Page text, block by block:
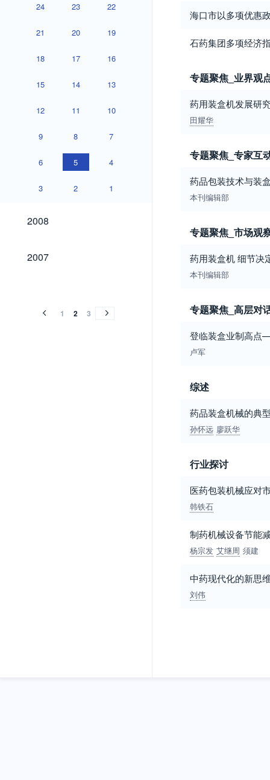
24 23 22
21 20 19
18 17 16
15 14 13
12 11 10
9 8 7
6 5 4
3 2 1
2008
2008
2007
2007
1 2 3
海口市以多项优惠
石药集团多项经济
专题聚焦_业界观
药用装盒机发展研
田耀华
专题聚焦_专家互
药品包装技术与装
本刊编辑部
专题聚焦_市场观
药用装盒机 细节决
本刊编辑部
专题聚焦_高层对
登临装盒业制高点
卢军
综述
药品装盒机械的典
孙怀远 廖跃华
行业探讨
医药包装机械应对
韩铁石
制药机械设备节能
杨宗发 艾继周 须建
中药现代化的新思
刘伟